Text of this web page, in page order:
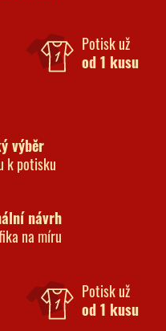
Potisk už
od 1 kusu
výběr
k potisku
návrh
na míru
Potisk už
od 1 kusu